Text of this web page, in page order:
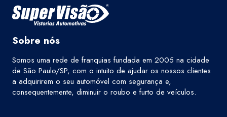
Sobre nós
Somos uma rede de franquias fundada em 2005 na cidade
de São Paulo/SP, com o intuito de ajudar os nossos clientes
a adquirirem o seu automóvel com segurança e,
consequentemente, diminuir o roubo e furto de veículos.